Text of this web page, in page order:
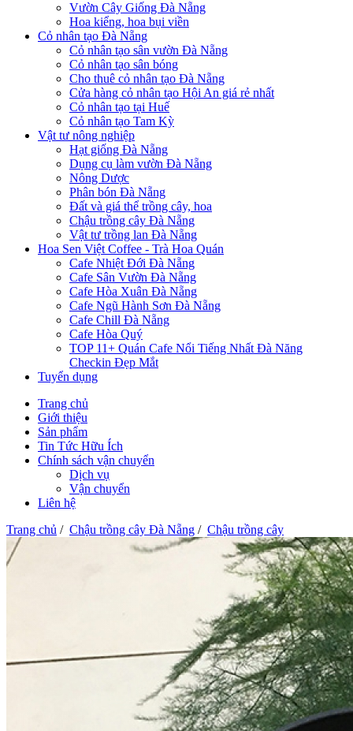
Vườn Cây Giống Đà Nẵng
Hoa kiểng, hoa bụi viền
Cỏ nhân tạo Đà Nẵng
Cỏ nhân tạo sân vườn Đà Nẵng
Cỏ nhân tạo sân bóng
Cho thuê cỏ nhân tạo Đà Nẵng
Cửa hàng cỏ nhân tạo Hội An giá rẻ nhất
Cỏ nhân tạo tại Huế
Cỏ nhân tạo Tam Kỳ
Vật tư nông nghiệp
Hạt giống Đà Nẵng
Dụng cụ làm vườn Đà Nẵng
Nông Dược
Phân bón Đà Nẵng
Đất và giá thể trồng cây, hoa
Chậu trồng cây Đà Nẵng
Vật tư trồng lan Đà Nẵng
Hoa Sen Việt Coffee - Trà Hoa Quán
Cafe Nhiệt Đới Đà Nẵng
Cafe Sân Vườn Đà Nẵng
Cafe Hòa Xuân Đà Nẵng
Cafe Ngũ Hành Sơn Đà Nẵng
Cafe Chill Đà Nẵng
Cafe Hòa Quý
TOP 11+ Quán Cafe Nổi Tiếng Nhất Đà Năng
Checkin Đẹp Mắt
Tuyển dụng
Trang chủ
Giới thiệu
Sản phẩm
Tin Tức Hữu Ích
Chính sách vận chuyển
Dịch vụ
Vận chuyển
Liên hệ
Trang chủ / Chậu trồng cây Đà Nẵng / Chậu trồng cây